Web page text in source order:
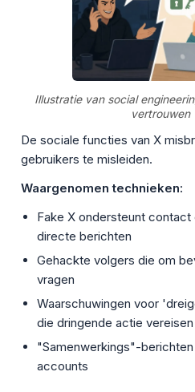
Illustratie van social
vertrouwen
De sociale functies van X
gebruikers te misleiden.
Waargenomen technieken:
Fake X ondersteunt contact
directe berichten
Gehackte volgers die om
vragen
Waarschuwingen voor
die dringende actie vereisen
"Samenwerkings"-
accounts